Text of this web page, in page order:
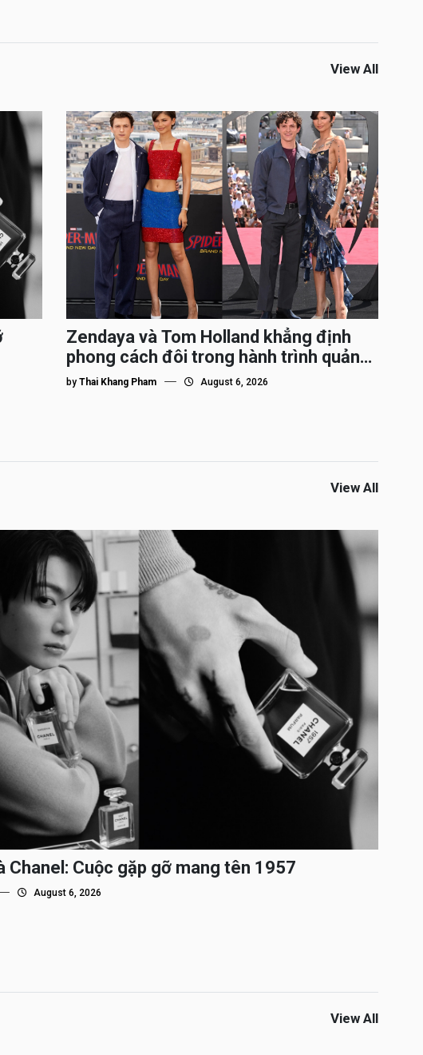
View All
Zendaya và Tom Holland khẳng định
phong cách đôi trong hành trình quảng
bá Spider-Man
byThai Khang Pham August 6, 2026
View All
Chanel: Cuộc gặp gỡ mang tên 1957
August 6, 2026
View All